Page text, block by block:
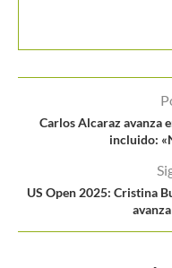
Carlos Alcaraz avanza
incluido:
US Open 2025: Cristina